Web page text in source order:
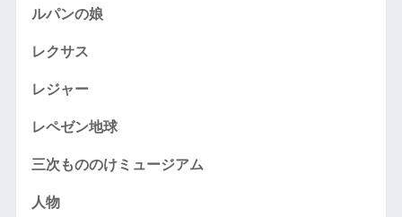
ルパンの娘
レクサス
レジャー
レペゼン地球
三次もののけミュージアム
人物